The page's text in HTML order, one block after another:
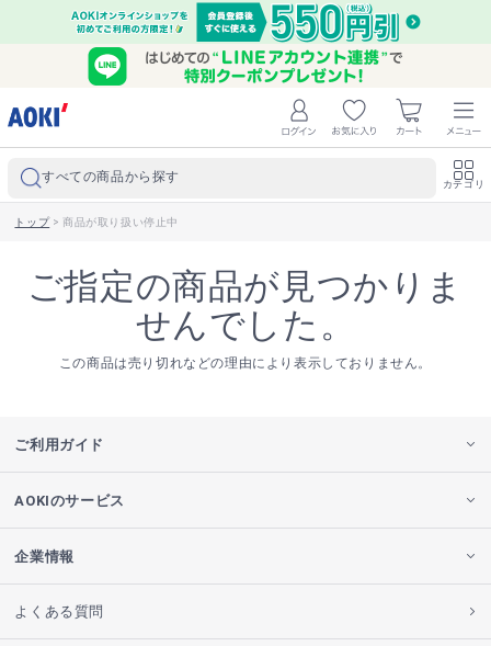
すべての商品から探す カテゴリ
トップ> 商品が取り扱い停止中
ご指定の商品が見つかりま
せんでした。
この商品は売り切れなどの理由により表示しておりません。
ご利用ガイド
AOKIのサービス
企業情報
よくある質問